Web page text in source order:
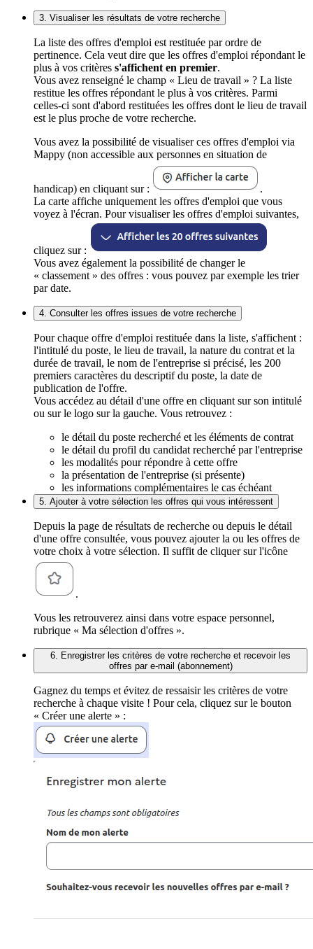
3. Visualiser les résultats de votre recherche
La liste des offres d'emploi est restituée par ordre de
pertinence. Cela veut dire que les offres d'emploi répondant le
plus à vos critères s'affichent en premier.
Vous avez renseigné le champ « Lieu de travail » ? La liste
restitue les offres répondant le plus à vos critères. Parmi
celles-ci sont d'abord restituées les offres dont le lieu de travail
est le plus proche de votre recherche.
Vous avez la possibilité de visualiser ces offres d'emploi via
Mappy (non accessible aux personnes en situation de
handicap) en cliquant sur :
.
La carte affiche uniquement les offres d'emploi que vous
voyez à l'écran. Pour visualiser les offres d'emploi suivantes,
cliquez sur :
Vous avez également la possibilité de changer le
« classement » des offres : vous pouvez par exemple les trier
par date.
4. Consulter les offres issues de votre recherche
Pour chaque offre d'emploi restituée dans la liste, s'affichent :
l'intitulé du poste, le lieu de travail, la nature du contrat et la
durée de travail, le nom de l'entreprise si précisé, les 200
premiers caractères du descriptif du poste, la date de
publication de l'offre.
Vous accédez au détail d'une offre en cliquant sur son intitulé
ou sur le logo sur la gauche. Vous retrouvez :
le détail du poste recherché et les éléments de contrat
le détail du profil du candidat recherché par l'entreprise
les modalités pour répondre à cette offre
la présentation de l'entreprise (si présente)
les informations complémentaires le cas échéant
5. Ajouter à votre sélection les offres qui vous intéressent
Depuis la page de résultats de recherche ou depuis le détail
d'une offre consultée, vous pouvez ajouter la ou les offres de
votre choix à votre sélection. Il suffit de cliquer sur l'icône
.
Vous les retrouverez ainsi dans votre espace personnel,
rubrique « Ma sélection d'offres ».
6. Enregistrer les critères de votre recherche et recevoir les
offres par e-mail (abonnement)
Gagnez du temps et évitez de ressaisir les critères de votre
recherche à chaque visite ! Pour cela, cliquez sur le bouton
« Créer une alerte » :